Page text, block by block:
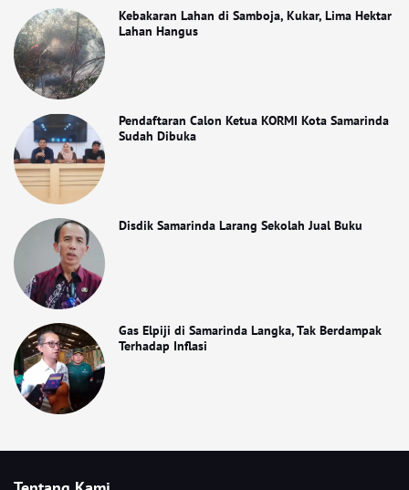
Kebakaran Lahan di Samboja, Kukar, Lima Hektar
Lahan Hangus
Pendaftaran Calon Ketua KORMI Kota Samarinda
Sudah Dibuka
Disdik Samarinda Larang Sekolah Jual Buku
Gas Elpiji di Samarinda Langka, Tak Berdampak
Terhadap Inflasi